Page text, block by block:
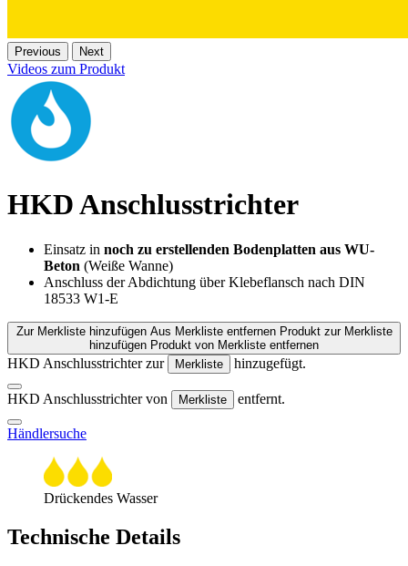
Previous Next
Videos zum Produkt
HKD Anschlusstrichter
Einsatz in noch zu erstellenden Bodenplatten aus WU-
Beton (Weiße Wanne)
Anschluss der Abdichtung über Klebeflansch nach DIN
18533 W1-E
Zur Merkliste hinzufügen Aus Merkliste entfernen Produkt zur Merkliste
hinzufügen Produkt von Merkliste entfernen
HKD Anschlusstrichter zur Merkliste hinzugefügt.
HKD Anschlusstrichter von Merkliste entfernt.
Händlersuche
Drückendes Wasser
Technische Details